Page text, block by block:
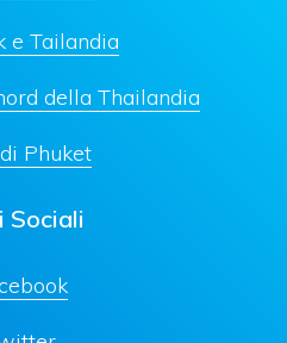
e Tailandia
della Thailandia
Phuket
Sociali